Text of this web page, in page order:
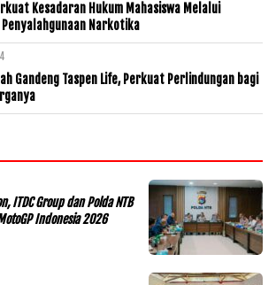
Kesadaran Hukum Mahasiswa Melalui
Penyalahgunaan Narkotika
Gandeng Taspen Life, Perkuat Perlindungan bagi
ITDC Group dan Polda NTB
Indonesia 2026